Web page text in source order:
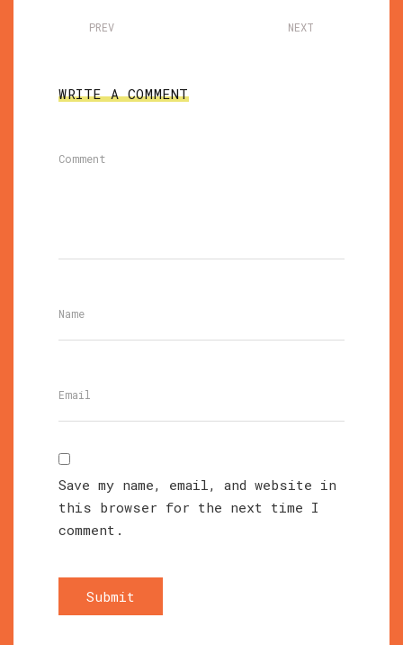
PREV NEXT
WRITE A COMMENT
Save my name, email, and website in
this browser for the next time I
comment.
Submit